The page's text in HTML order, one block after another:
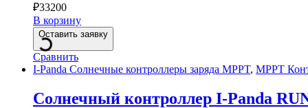
₽33200
В корзину
Оставить заявку
Сравнить
I-Panda Солнечные контроллеры заряда MPPT, MPPT
Солнечный контроллер I-Panda